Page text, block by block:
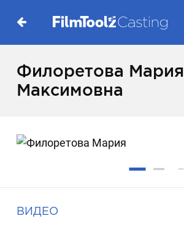
Филоретова Мария
Максимовна
ВИДЕО